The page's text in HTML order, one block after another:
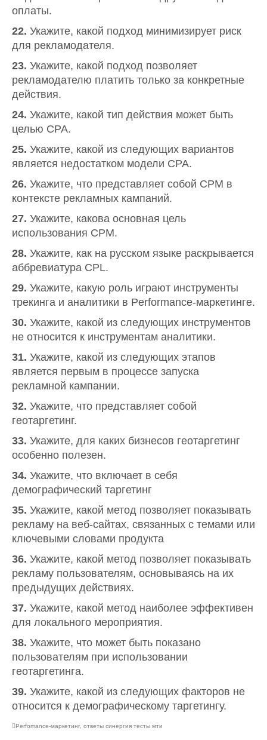
оплаты.
22. Укажите, какой подход минимизирует риск
для рекламодателя.
23. Укажите, какой подход позволяет
рекламодателю платить только за конкретные
действия.
24. Укажите, какой тип действия может быть
целью CPA.
25. Укажите, какой из следующих вариантов
является недостатком модели CPA.
26. Укажите, что представляет собой CPM в
контексте рекламных кампаний.
27. Укажите, какова основная цель
использования CPM.
28. Укажите, как на русском языке раскрывается
аббревиатура CPL.
29. Укажите, какую роль играют инструменты
трекинга и аналитики в Performance-маркетинге.
30. Укажите, какой из следующих инструментов
не относится к инструментам аналитики.
31. Укажите, какой из следующих этапов
является первым в процессе запуска
рекламной кампании.
32. Укажите, что представляет собой
геотаргетинг.
33. Укажите, для каких бизнесов геотаргетинг
особенно полезен.
34. Укажите, что включает в себя
демографический таргетинг
35. Укажите, какой метод позволяет показывать
рекламу на веб-сайтах, связанных с темами или
ключевыми словами продукта
36. Укажите, какой метод позволяет показывать
рекламу пользователям, основываясь на их
предыдущих действиях.
37. Укажите, какой метод наиболее эффективен
для локального мероприятия.
38. Укажите, что может быть показано
пользователям при использовании
геотаргетинга.
39. Укажите, какой из следующих факторов не
относится к демографическому таргетингу.
Perfomance-маркетинг, ответы синергия тесты мти